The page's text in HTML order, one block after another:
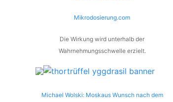
Mikrodosierung.com
Die Wirkung wird unterhalb der
Wahrnehmungsschwelle erzielt.
Michael Wolski: Moskaus Wunsch nach dem